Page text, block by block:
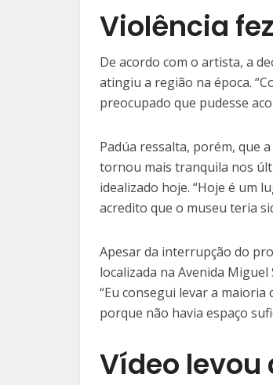
Violência
De acordo com o artista, a
atingiu a região na época.
preocupado que pudesse
Padúa ressalta, porém, que
tornou mais tranquila nos
idealizado hoje. “Hoje é um
acredito que o museu teria
Apesar da interrupção do
localizada na Avenida
“Eu consegui levar a
porque não havia espaço
Vídeo